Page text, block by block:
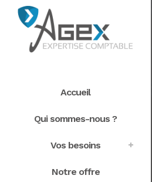
Accueil
Qui sommes-nous ?
Vos besoins
Notre offre